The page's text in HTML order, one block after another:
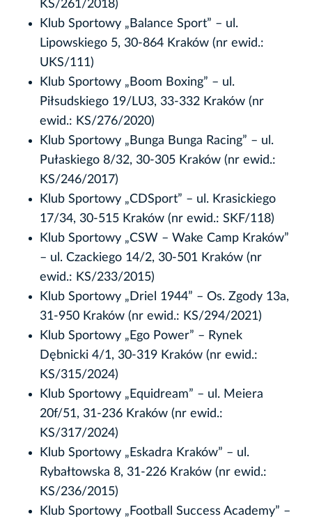
KS/261/2018)
Klub Sportowy „Balance Sport” – ul.
Lipowskiego 5, 30-864 Kraków (nr ewid.:
UKS/111)
Klub Sportowy „Boom Boxing” – ul.
Piłsudskiego 19/LU3, 33-332 Kraków (nr
ewid.: KS/276/2020)
Klub Sportowy „Bunga Bunga Racing” – ul.
Pułaskiego 8/32, 30-305 Kraków (nr ewid.:
KS/246/2017)
Klub Sportowy „CDSport” – ul. Krasickiego
17/34, 30-515 Kraków (nr ewid.: SKF/118)
Klub Sportowy „CSW – Wake Camp Kraków”
– ul. Czackiego 14/2, 30-501 Kraków (nr
ewid.: KS/233/2015)
Klub Sportowy „Driel 1944” – Os. Zgody 13a,
31-950 Kraków (nr ewid.: KS/294/2021)
Klub Sportowy „Ego Power” – Rynek
Dębnicki 4/1, 30-319 Kraków (nr ewid.:
KS/315/2024)
Klub Sportowy „Equidream” – ul. Meiera
20f/51, 31-236 Kraków (nr ewid.:
KS/317/2024)
Klub Sportowy „Eskadra Kraków” – ul.
Rybałtowska 8, 31-226 Kraków (nr ewid.:
KS/236/2015)
Klub Sportowy „Football Success Academy” –